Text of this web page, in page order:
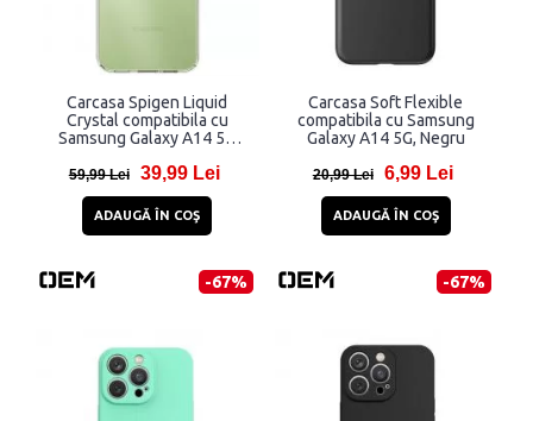
Carcasa Spigen Liquid
Crystal compatibila cu
Samsung Galaxy A14 5G
59,99 Lei 39,99 Lei
ADAUGĂ ÎN COŞ
Carcasa Soft Flexible
compatibila cu Samsung
Galaxy A14 5G, Negru
20,99 Lei 6,99 Lei
ADAUGĂ ÎN COŞ
-67% -67%